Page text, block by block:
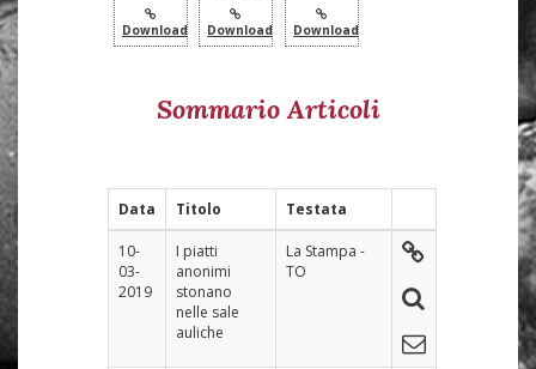
Download Download Download
Sommario Articoli
Data Titolo Testata
10-
03-
2019
I piatti
anonimi
stonano
nelle sale
auliche
La Stampa -
TO